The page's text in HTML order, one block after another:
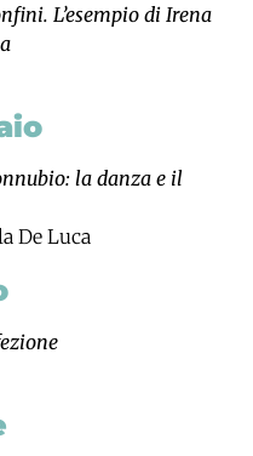
L’esempio di Irena
la danza e il
De Luca